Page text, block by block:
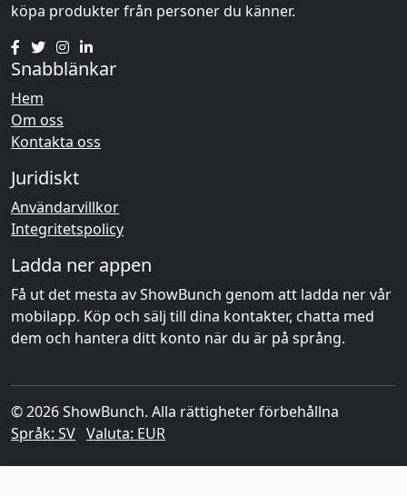
köpa produkter från personer du känner.
Snabblänkar
Hem
Om oss
Kontakta oss
Juridiskt
Användarvillkor
Integritetspolicy
Ladda ner appen
Få ut det mesta av ShowBunch genom att ladda ner vår
mobilapp. Köp och sälj till dina kontakter, chatta med
dem och hantera ditt konto när du är på språng.
© 2026 ShowBunch. Alla rättigheter förbehållna
Språk: SV Valuta: EUR